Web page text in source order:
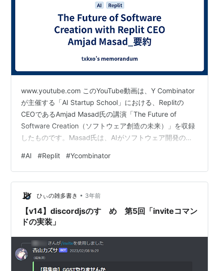
www.youtube.com このYouTube動画は、Y Combinator
が主催する「AI Startup School」における、Replitの
CEOであるAmjad Masad氏の講演「The Future of
Software Creation（ソフトウェア創造の未来）」を収録
したものです。Masad氏は、AIがソフトウェア開発のあ
ネス、社会構造も大きく変化するという未来像を提示し
ています。 以下に、講演の主要なポイントを3つに分け
て要約します。 ポイント1：ソフトウェア開発の民主化 -
エキスパートから万人のツールへ Masa…
#AI #Replit #Ycombinator
ひぃの雑多書き • 3年前
【v14】discordjsのすゝめ 第5回「inviteコマン
ドの実装」